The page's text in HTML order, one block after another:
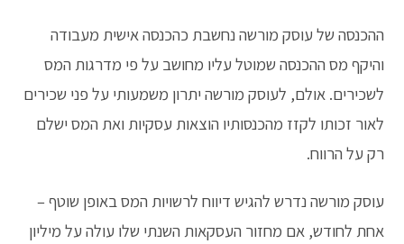
ההכנסה של עוסק מורשה נחשבת כהכנסה אישית מעבודה
והיקף מס ההכנסה שמוטל עליו מחושב על פי מדרגות המס
לשכירים. אולם, לעוסק מורשה יתרון משמעותי על פני שכירים
לאור זכותו לקזז מהכנסותיו הוצאות עסקיות ואת המס ישלם
רק על הרווח.
עוסק מורשה נדרש להגיש דיווח לרשויות המס באופן שוטף –
אחת לחודש, אם מחזור העסקאות השנתי שלו עולה על מיליון